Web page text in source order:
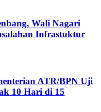
Wali Nagari
Infrastuktur
ATR/BPN Uji
10 Hari di 15